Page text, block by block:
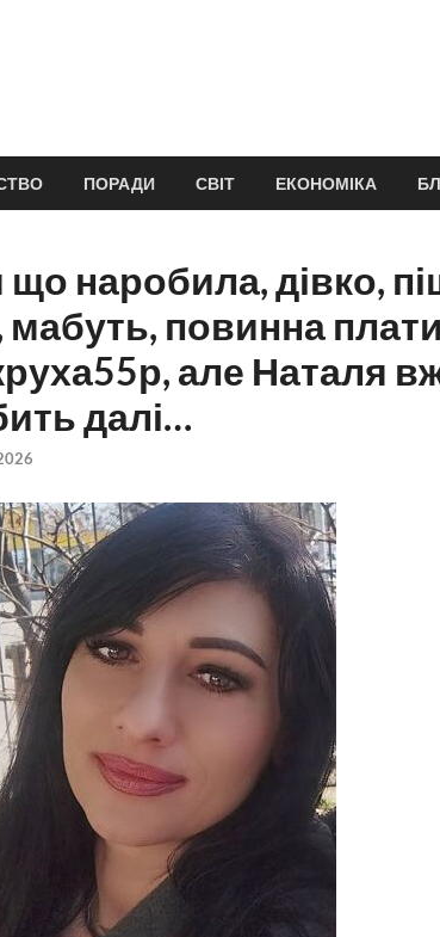
ПОРАДИ СВІТ ЕКОНОМІКА
наробила, дівко,
мабуть, повинна
але Наталя
далі…